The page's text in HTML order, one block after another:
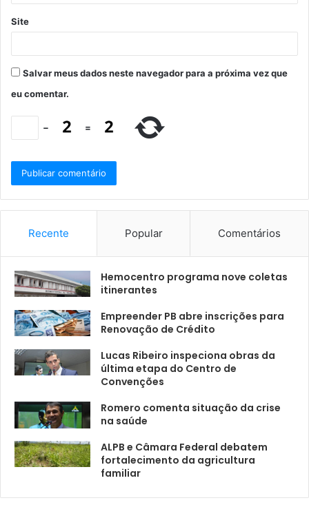
Site
Salvar meus dados neste navegador para a próxima vez que
eu comentar.
− =
Recente Popular Comentários
Hemocentro programa nove coletas
itinerantes
Empreender PB abre inscrições para
Renovação de Crédito
Lucas Ribeiro inspeciona obras da
última etapa do Centro de
Convenções
Romero comenta situação da crise
na saúde
ALPB e Câmara Federal debatem
fortalecimento da agricultura
familiar